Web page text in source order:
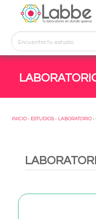
INICIO - ESTUDIOS - LABORATORIO -